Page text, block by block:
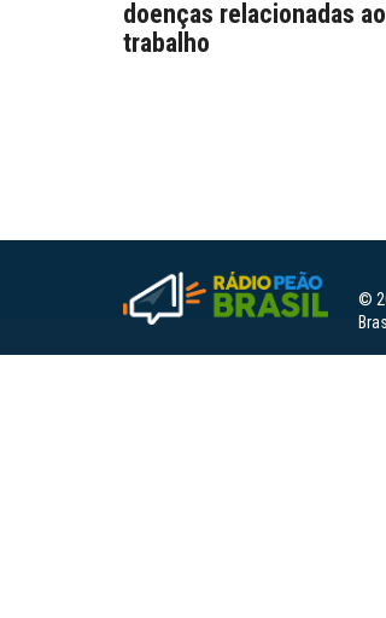
doenças relacionadas ao
trabalho
©